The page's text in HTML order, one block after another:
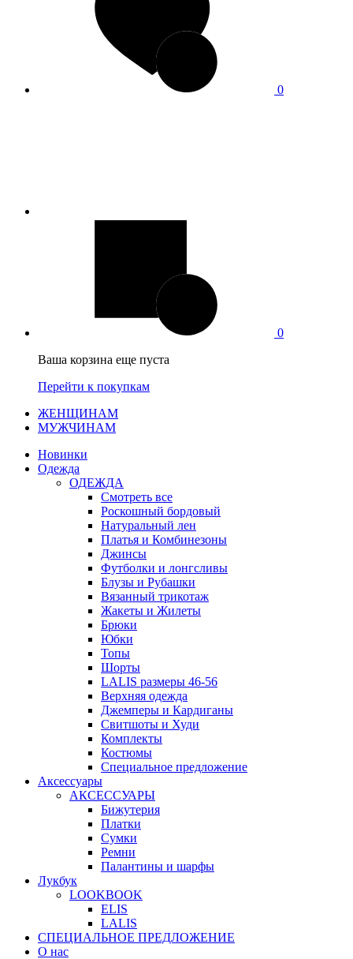
0
0
Ваша корзина еще пуста
Перейти к покупкам
ЖЕНЩИНАМ
МУЖЧИНАМ
Новинки
Одежда
ОДЕЖДА
Смотреть все
Роскошный бордовый
Натуральный лен
Платья и Комбинезоны
Джинсы
Футболки и лонгсливы
Блузы и Рубашки
Вязанный трикотаж
Жакеты и Жилеты
Брюки
Юбки
Топы
Шорты
LALIS размеры 46-56
Верхняя одежда
Джемперы и Кардиганы
Свитшоты и Худи
Комплекты
Костюмы
Специальное предложение
Аксессуары
АКСЕССУАРЫ
Бижутерия
Платки
Сумки
Ремни
Палантины и шарфы
Лукбук
LOOKBOOK
ELIS
LALIS
СПЕЦИАЛЬНОЕ ПРЕДЛОЖЕНИЕ
О нас